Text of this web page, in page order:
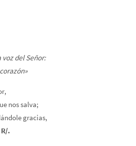
voz del Señor:
nos salva;
gracias,
R/.